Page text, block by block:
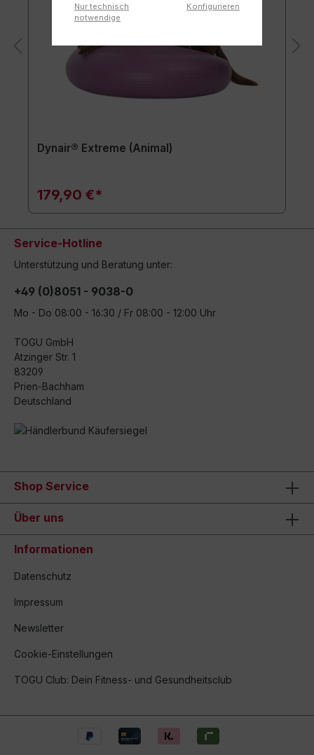
Dynair® Extreme (Animal)
179,90 €*
Service-Hotline
Unterstützung und Beratung unter:
+49 (0)8051 - 9038-0
Mo - Do 08:00 - 16:30 / Fr 08:00 - 12:00 Uhr
TOGU GmbH
Atzinger Str. 1
83209
Prien-Bachham
Deutschland
Shop Service
Über uns
Informationen
Datenschutz
Impressum
Newsletter
Cookie-Einstellungen
TOGU Club: Dein Fitness- und Gesundheitsclub
Nur technisch
notwendige
Konfigurieren